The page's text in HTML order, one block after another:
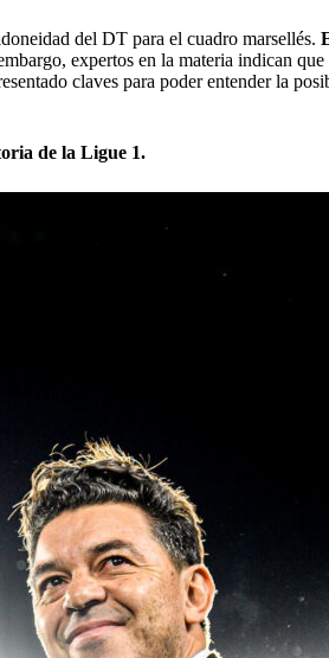
del DT para el cuadro marsellés.
expertos en la materia indican que
claves para poder entender la
de la Ligue 1.